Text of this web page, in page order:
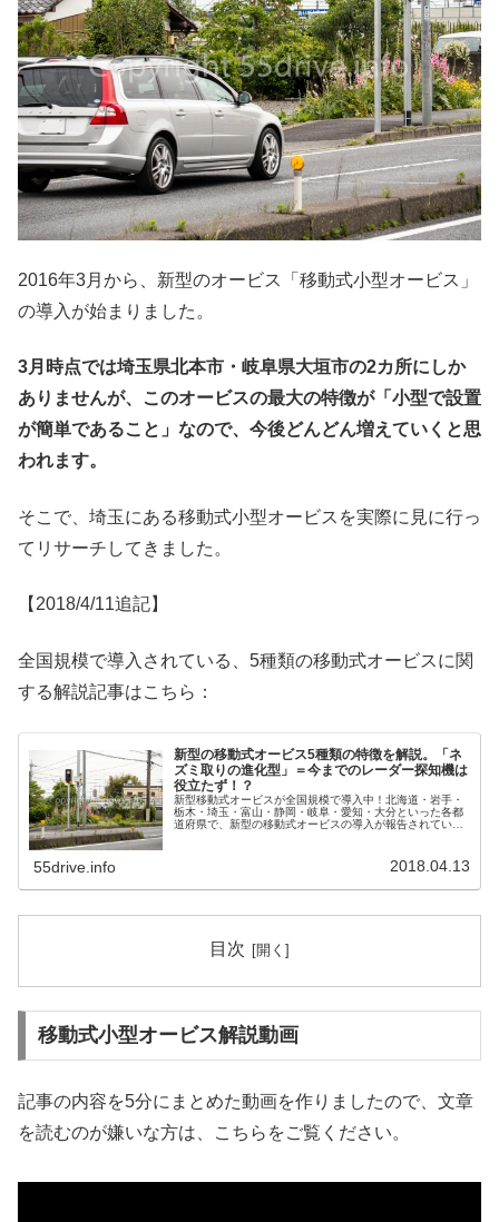
2016年3月から、新型のオービス「移動式小型オービス」
の導入が始まりました。
3月時点では埼玉県北本市・岐阜県大垣市の2カ所にしか
ありませんが、このオービスの最大の特徴が「小型で設置
が簡単であること」なので、今後どんどん増えていくと思
われます。
そこで、埼玉にある移動式小型オービスを実際に見に行っ
てリサーチしてきました。
【2018/4/11追記】
全国規模で導入されている、5種類の移動式オービスに関
する解説記事はこちら：
新型の移動式オービス5種類の特徴を解説。「ネ
ズミ取りの進化型」＝今までのレーダー探知機は
役立たず！？
新型移動式オービスが全国規模で導入中！北海道・岩手・
栃木・埼玉・富山・静岡・岐阜・愛知・大分といった各都
道府県で、新型の移動式オービスの導入が報告されていま
55drive.info 2018.04.13
目次
移動式小型オービス解説動画
記事の内容を5分にまとめた動画を作りましたので、文章
を読むのが嫌いな方は、こちらをご覧ください。